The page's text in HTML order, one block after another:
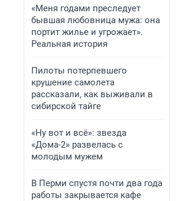
«Меня годами преследует
бывшая любовница мужа: она
портит жилье и угрожает».
Реальная история
Пилоты потерпевшего
крушение самолета
рассказали, как выживали в
сибирской тайге
«Ну вот и всё»: звезда
«Дома-2» развелась с
молодым мужем
В Перми спустя почти два года
работы закрывается кафе